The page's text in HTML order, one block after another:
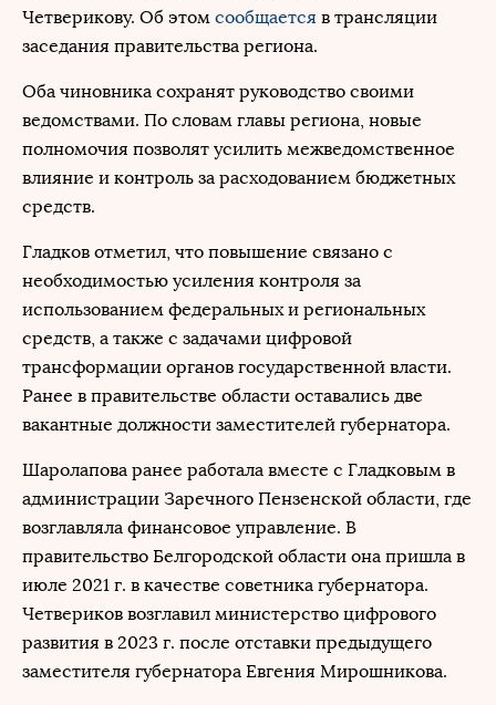
Четверикову. Об этом сообщается в трансляции
заседания правительства региона.
Оба чиновника сохранят руководство своими
ведомствами. По словам главы региона, новые
полномочия позволят усилить межведомственное
влияние и контроль за расходованием бюджетных
средств.
Гладков отметил, что повышение связано с
необходимостью усиления контроля за
использованием федеральных и региональных
средств, а также с задачами цифровой
трансформации органов государственной власти.
Ранее в правительстве области оставались две
вакантные должности заместителей губернатора.
Шаролапова ранее работала вместе с Гладковым в
администрации Заречного Пензенской области, где
возглавляла финансовое управление. В
правительство Белгородской области она пришла в
июле 2021 г. в качестве советника губернатора.
Четвериков возглавил министерство цифрового
развития в 2023 г. после отставки предыдущего
заместителя губернатора Евгения Мирошникова.